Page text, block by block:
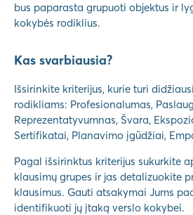
bus paparasta grupuoti objektus ir
kokybės rodiklius.
Kas svarbiausia?
Išsirinkite kriterijus, kurie turi
rodikliams: Profesionalumas,
Reprezentatyvumnas, Švara,
Sertifikatai, Planavimo įgūdžiai,
Pagal išsirinktus kriterijus sukurkite
klausimų grupes ir jas detalizuokite
klausimus. Gauti atsakymai Jums
identifikuoti jų įtaką verslo kokybei.